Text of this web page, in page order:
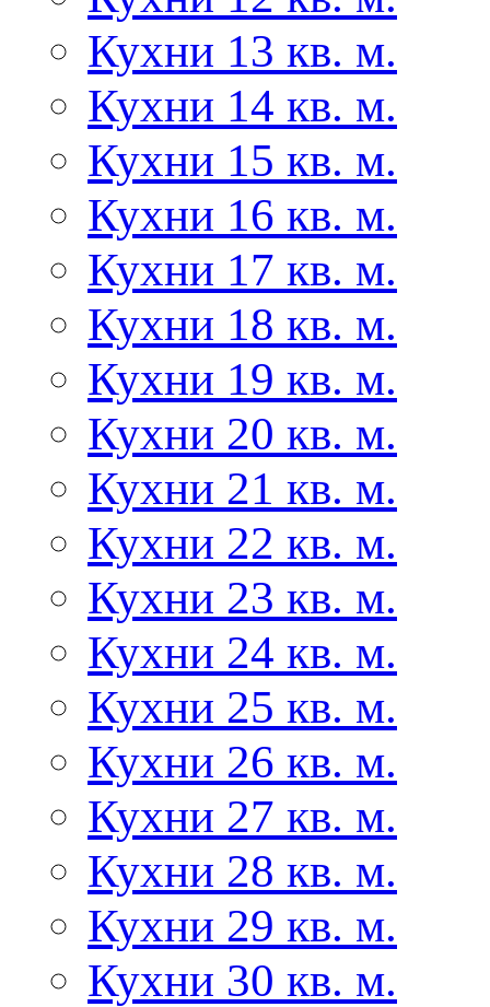
Кухни 13 кв. м.
Кухни 14 кв. м.
Кухни 15 кв. м.
Кухни 16 кв. м.
Кухни 17 кв. м.
Кухни 18 кв. м.
Кухни 19 кв. м.
Кухни 20 кв. м.
Кухни 21 кв. м.
Кухни 22 кв. м.
Кухни 23 кв. м.
Кухни 24 кв. м.
Кухни 25 кв. м.
Кухни 26 кв. м.
Кухни 27 кв. м.
Кухни 28 кв. м.
Кухни 29 кв. м.
Кухни 30 кв. м.